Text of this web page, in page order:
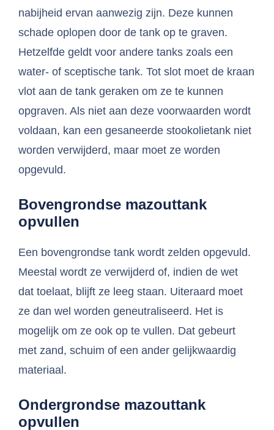
nabijheid ervan aanwezig zijn. Deze kunnen
schade oplopen door de tank op te graven.
Hetzelfde geldt voor andere tanks zoals een
water- of sceptische tank. Tot slot moet de kraan
vlot aan de tank geraken om ze te kunnen
opgraven. Als niet aan deze voorwaarden wordt
voldaan, kan een gesaneerde stookolietank niet
worden verwijderd, maar moet ze worden
opgevuld.
Bovengrondse mazouttank
opvullen
Een bovengrondse tank wordt zelden opgevuld.
Meestal wordt ze verwijderd of, indien de wet
dat toelaat, blijft ze leeg staan. Uiteraard moet
ze dan wel worden geneutraliseerd. Het is
mogelijk om ze ook op te vullen. Dat gebeurt
met zand, schuim of een ander gelijkwaardig
materiaal.
Ondergrondse mazouttank
opvullen